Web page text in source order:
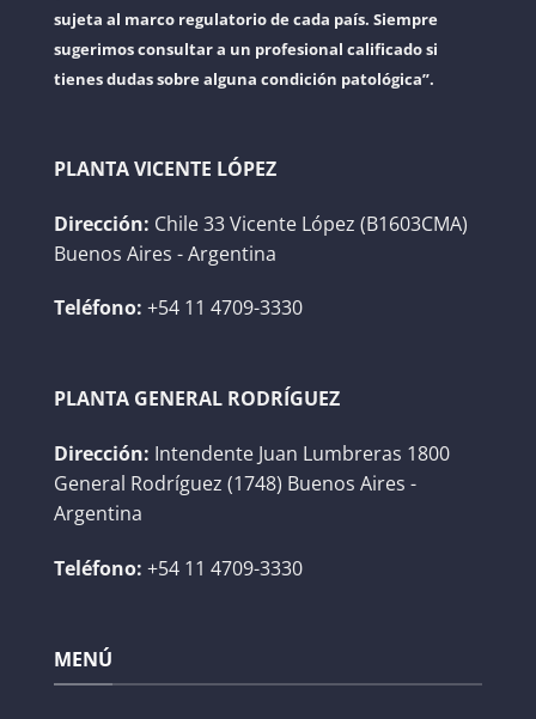
sujeta al marco regulatorio de cada país. Siempre
sugerimos consultar a un profesional calificado si
tienes dudas sobre alguna condición patológica”.
PLANTA VICENTE LÓPEZ
Dirección: Chile 33 Vicente López (B1603CMA)
Buenos Aires - Argentina
Teléfono: +54 11 4709-3330
PLANTA GENERAL RODRÍGUEZ
Dirección: Intendente Juan Lumbreras 1800
General Rodríguez (1748) Buenos Aires -
Argentina
Teléfono: +54 11 4709-3330
MENÚ